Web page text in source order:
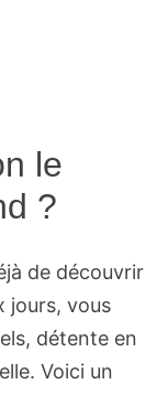
le
?
de découvrir
jours, vous
détente en
Voici un